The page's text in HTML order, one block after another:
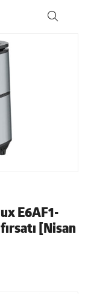
E6AF1-
[Nisan